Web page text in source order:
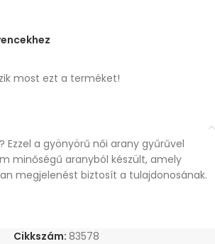
most ezt a terméket!
Ezzel a gyönyörű női arany gyűrűvel
minőségű aranyból készült, amely
megjelenést biztosít a tulajdonosának.
Cikkszám: 83578